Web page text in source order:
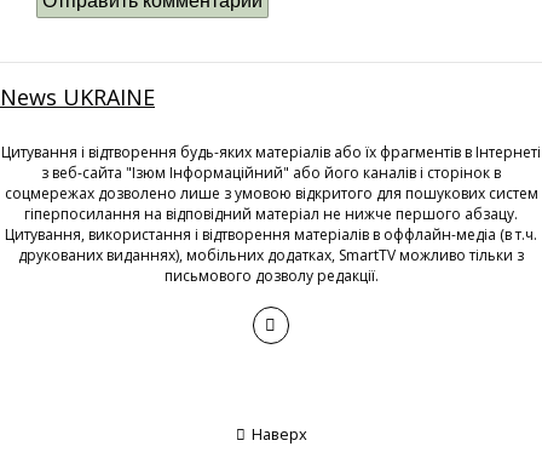
News UKRAINE
Цитування і відтворення будь-яких матеріалів або їх фрагментів в Інтернеті
з веб-сайта "Ізюм Інформаційний" або його каналів і сторінок в
соцмережах дозволено лише з умовою відкритого для пошукових систем
гіперпосилання на відповідний матеріал не нижче першого абзацу.
Цитування, використання і відтворення матеріалів в оффлайн-медіа (в т.ч.
друкованих виданнях), мобільних додатках, SmartTV можливо тільки з
письмового дозволу редакції.
Наверх